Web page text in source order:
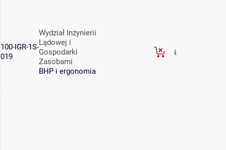
100-IGR-1S-
019
Wydział Inżynierii
Lądowej i
Gospodarki
Zasobami
BHP i ergonomia